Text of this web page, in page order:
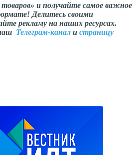
и получайте самое важное
Делитесь своими
рекламу на наших ресурсах.
Телеграм-канал и страницу